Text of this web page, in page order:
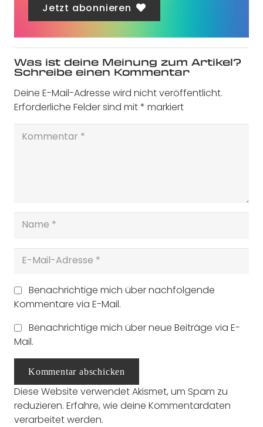
Jetzt abonnieren
Was ist deine Meinung zum Artikel?
Schreibe einen Kommentar
Deine E-Mail-Adresse wird nicht veröffentlicht.
Erforderliche Felder sind mit* markiert
Benachrichtige mich über nachfolgende
Kommentare via E-Mail.
Benachrichtige mich über neue Beiträge via E-
Mail.
Kommentar abschicken
Diese Website verwendet Akismet, um Spam zu
reduzieren. Erfahre, wie deine Kommentardaten
verarbeitet werden.